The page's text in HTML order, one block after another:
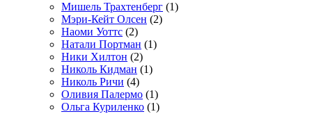
Мишель Трахтенберг (1)
Мэри-Кейт Олсен (2)
Наоми Уоттс (2)
Натали Портман (1)
Ники Хилтон (2)
Николь Кидман (1)
Николь Ричи (4)
Оливия Палермо (1)
Ольга Куриленко (1)